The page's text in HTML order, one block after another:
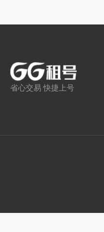
省心交易 快捷上号